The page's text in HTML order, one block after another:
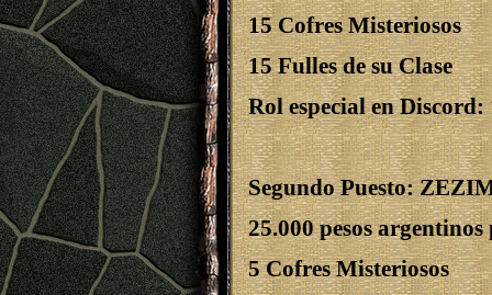
15 Cofres Misteriosos
15 Fulles de su Clase
Rol especial en Discord:
Segundo Puesto:
25.000 pesos
5 Cofres Misteriosos